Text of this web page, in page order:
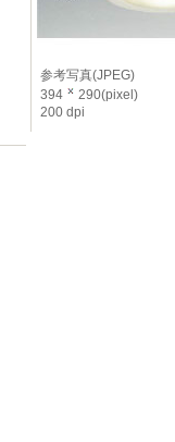
参考写真(JPEG)
394
290(pixel)
200 dpi